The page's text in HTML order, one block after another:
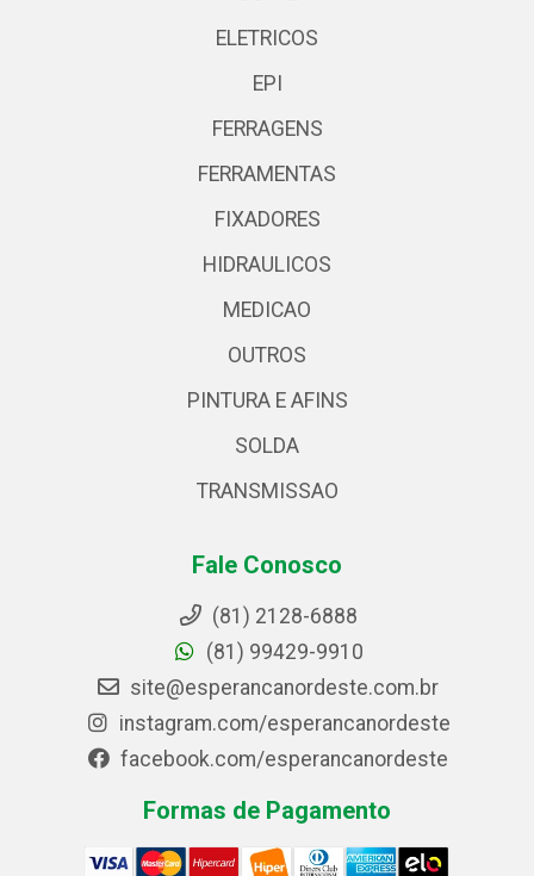
ELETRICOS
EPI
FERRAGENS
FERRAMENTAS
FIXADORES
HIDRAULICOS
MEDICAO
OUTROS
PINTURA E AFINS
SOLDA
TRANSMISSAO
Fale Conosco
(81) 2128-6888
(81) 99429-9910
site@esperancanordeste.com.br
instagram.com/esperancanordeste
facebook.com/esperancanordeste
Formas de Pagamento